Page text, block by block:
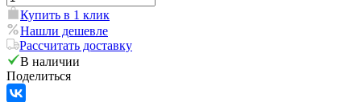
Купить в 1 клик
Нашли дешевле
Рассчитать доставку
В наличии
Поделиться